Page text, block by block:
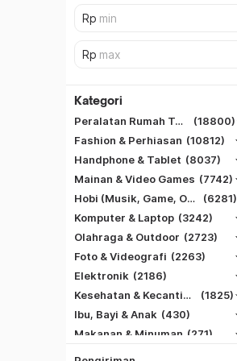
Kategori
Peralatan Rumah Tangga
(18800)
Fashion & Perhiasan (10812)
Handphone & Tablet (8037)
Mainan & Video Games (7742)
Hobi (Musik, Game, Otomotif, Dll)
(6281)
Komputer & Laptop (3242)
Olahraga & Outdoor (2723)
Foto & Videografi (2263)
Elektronik (2186)
Kesehatan & Kecantikan
(1825)
Ibu, Bayi & Anak (430)
Makanan & Minuman (271)
SiCepat REG
SiCepat BEST
SiCepat Gokil
SiCepat Halu
DKI Jakarta
Tangerang
Bekasi
Bogor